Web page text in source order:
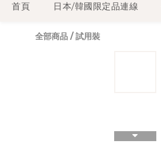
首頁 日本/韓國限定品連線
全部商品 /試用裝